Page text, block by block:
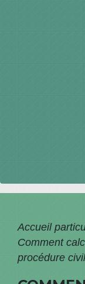
Accueil
Comment
procédure